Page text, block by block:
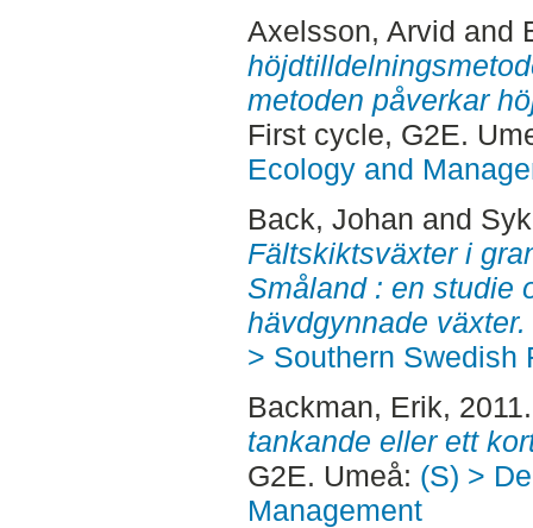
Axelsson, Arvid and
metoden påverkar
First cycle, G2E.
Ecology and
Back, Johan and
Fältskiktsväxter i
Småland : en studie
hävdgynnade växter.
> Southern Swedish
Backman, Erik,
tankande eller ett
G2E. Umeå: (S) >
Management